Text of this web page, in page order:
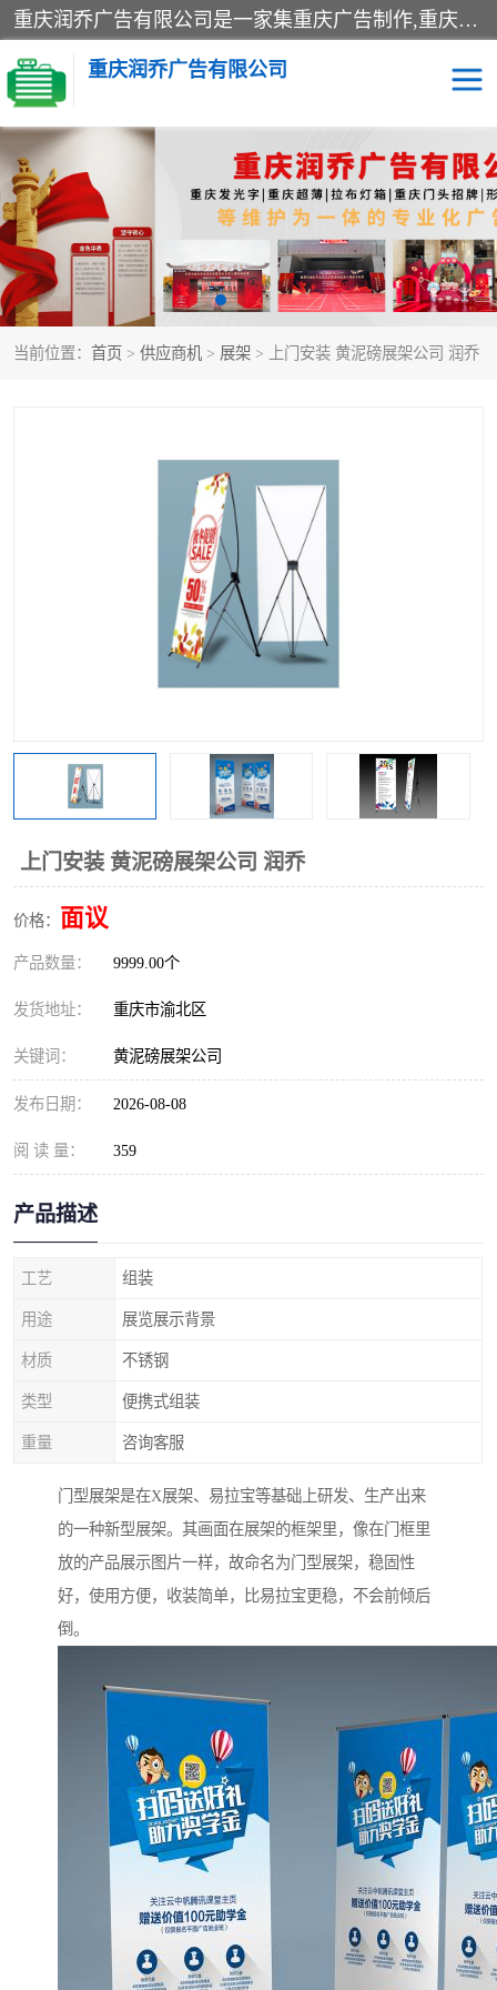
重庆润乔广告有限公司是一家集重庆广告制作,重庆标识标牌,亚克力发光字,led发光字,树脂发光字,超薄灯箱,拉布灯箱,吸塑灯箱,门头招牌,企业形象墙,写真喷绘,x展架,拉网展架,广告展架,条幅,锦旗设计,制作,施工,维护为一体的专业化广告公司.
重庆润乔广告有限公司
当前位置： 首页 > 供应商机 > 展架 > 上门安装 黄泥磅展架公司 润乔
上门安装 黄泥磅展架公司 润乔
价格： 面议
产品数量： 9999.00个
发货地址： 重庆市渝北区
关键词： 黄泥磅展架公司
发布日期： 2026-08-08
阅 读 量： 359
产品描述
工艺 组装
用途 展览展示背景
材质 不锈钢
类型 便携式组装
重量 咨询客服
门型展架是在X展架、易拉宝等基础上研发、生产出来
的一种新型展架。其画面在展架的框架里，像在门框里
放的产品展示图片一样，故命名为门型展架，稳固性
好，使用方便，收装简单，比易拉宝更稳，不会前倾后
倒。
招牌类 发光字类
灯箱类 形象墙类
标识标牌类 写真喷绘类
展架 条幅